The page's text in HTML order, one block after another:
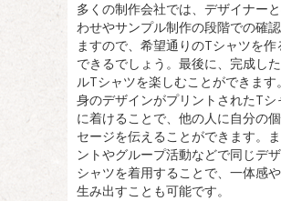
多くの制作会社では、デザイナー
わせやサンプル制作の段階での確
ますので、希望通りのTシャツを作
できるでしょう。最後に、完成し
ルTシャツを楽しむことができます
身のデザインがプリントされたTシ
に着けることで、他の人に自分の
セージを伝えることができます。
ントやグループ活動などで同じデ
シャツを着用することで、一体感
生み出すことも可能です。